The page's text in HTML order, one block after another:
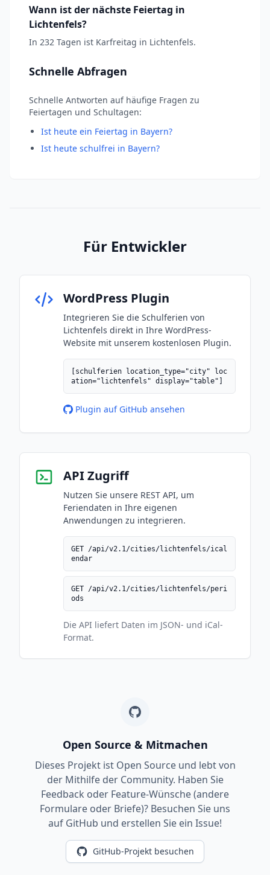
Wann ist der nächste Feiertag in
Lichtenfels?
In 232 Tagen ist Karfreitag in Lichtenfels.
Schnelle Abfragen
Schnelle Antworten auf häufige Fragen zu
Feiertagen und Schultagen:
Ist heute ein Feiertag in Bayern?
Ist heute schulfrei in Bayern?
Für Entwickler
WordPress Plugin
Integrieren Sie die Schulferien von
Lichtenfels direkt in Ihre WordPress-
Website mit unserem kostenlosen Plugin.
[schulferien location_type="city" loc
ation="lichtenfels" display="table"]
Plugin auf GitHub ansehen
API Zugriff
Nutzen Sie unsere REST API, um
Feriendaten in Ihre eigenen
Anwendungen zu integrieren.
GET /api/v2.1/cities/lichtenfels/ical
endar
GET /api/v2.1/cities/lichtenfels/peri
ods
Die API liefert Daten im JSON- und iCal-
Format.
Open Source & Mitmachen
Dieses Projekt ist Open Source und lebt von
der Mithilfe der Community. Haben Sie
Feedback oder Feature-Wünsche (andere
Formulare oder Briefe)? Besuchen Sie uns
auf GitHub und erstellen Sie ein Issue!
GitHub-Projekt besuchen